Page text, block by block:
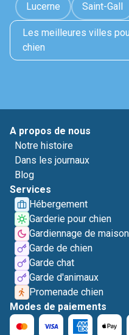
Lucerne Saint-Gall
Les meilleures villes
chien
A propos de nous
Notre histoire
Dans les journaux
Blog
Services
Hébergement
Garderie pour chien
Gardiennage de maison
Garde de chien
Garde chat
Garde d'animaux
Promenade chien
Modes de paiements